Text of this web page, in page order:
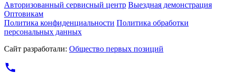
Авторизованный сервисный центр Выездная демонстрация
Оптовикам
Политика конфиденциальности Политика обработки
персональных данных
Сайт разработали: Общество первых позиций